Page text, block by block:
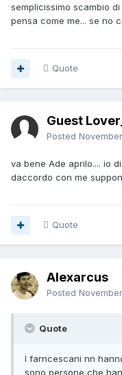
semplicissimo scambio
pensa come me... se no
Quote
Guest
Posted
va bene Ade aprilo.... io
daccordo con me
Quote
Alexarcus
Posted
Quote
I farncescani nn
sono persone che